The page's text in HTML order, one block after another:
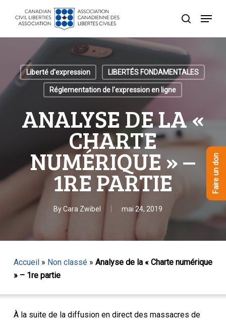
recherche
Menu
Liberté d'expression LIBERTÉS FONDAMENTALES
Réglementation de l'expression en ligne
ANALYSE DE LA «
CHARTE
NUMÉRIQUE » –
1RE PARTIE
ByCara Zwibel mai 24, 2019
Accueil» Non classé» Analyse de la « Charte numérique
» – 1re partie
À la suite de la diffusion en direct des massacres de
Faire un don